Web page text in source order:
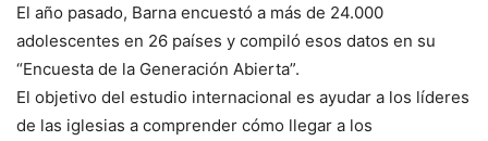
El año pasado, Barna encuestó a más de 24.000
adolescentes en 26 países y compiló esos datos en su
“Encuesta de la Generación Abierta”.
El objetivo del estudio internacional es ayudar a los líderes
de las iglesias a comprender cómo llegar a los